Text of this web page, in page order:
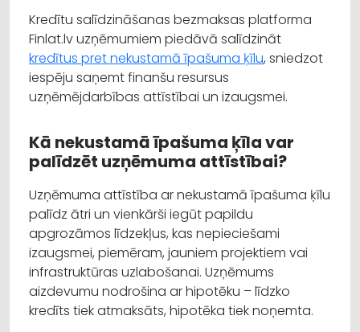
Kredītu salīdzināšanas bezmaksas platforma
Finlat.lv uzņēmumiem piedāvā salīdzināt
kredītus pret nekustamā īpašuma ķīlu, sniedzot
iespēju saņemt finanšu resursus
uzņēmējdarbības attīstībai un izaugsmei.
Kā nekustamā īpašuma ķīla var
palīdzēt uzņēmuma attīstībai?
Uzņēmuma attīstība ar nekustamā īpašuma ķīlu
palīdz ātri un vienkārši iegūt papildu
apgrozāmos līdzekļus, kas nepieciešami
izaugsmei, piemēram, jauniem projektiem vai
infrastruktūras uzlabošanai. Uzņēmums
aizdevumu nodrošina ar hipotēku – līdzko
kredīts tiek atmaksāts, hipotēka tiek noņemta.